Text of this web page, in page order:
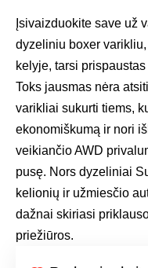
Įsivaizduokite save už
dyzeliniu boxer
kelyje, tarsi
Toks jausmas nėra
varikliai sukurti tiems,
ekonomiškumą ir nori
veikiančio AWD
pusę. Nors dyzeliniai
kelionių ir užmiesčio
dažnai skiriasi
priežiūros.